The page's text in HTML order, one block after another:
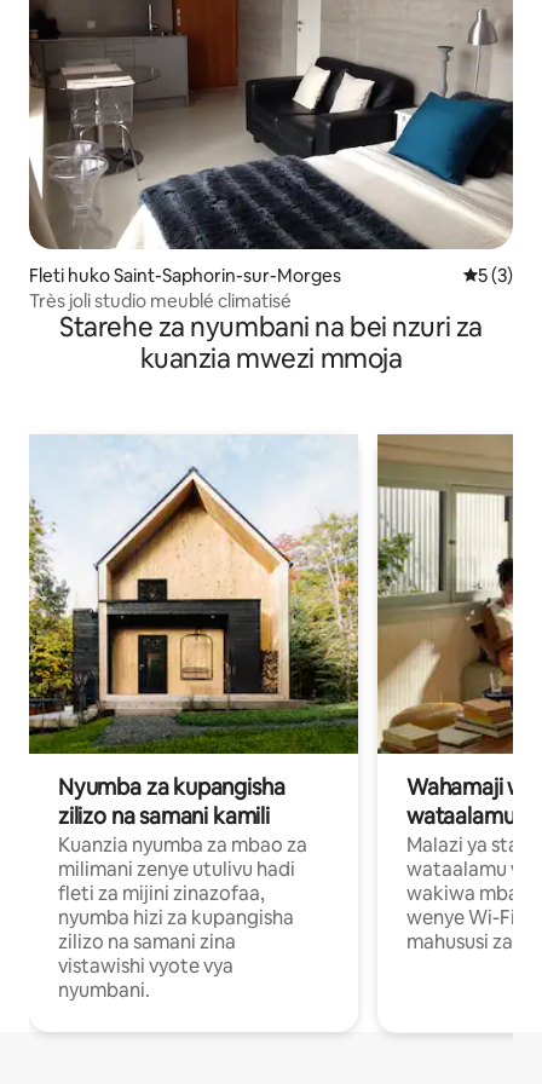
Fleti huko Saint-Saphorin-sur-Morges
5 (3)
Très joli studio meublé climatisé
Starehe za nyumbani na bei nzuri za
kuanzia mwezi mmoja
Nyumba za kupangisha
zilizo na samani kamili
Kuanzia nyumba za mbao za
milimani zenye utulivu hadi
fleti za mijini zinazofaa,
nyumba hizi za kupangisha
zilizo na samani zina
vistawishi vyote vya
nyumbani.
Wahamaji
wataalamu
Malazi ya
wataalamu
wakiwa mbali
wenye Wi-Fi
mahususi za